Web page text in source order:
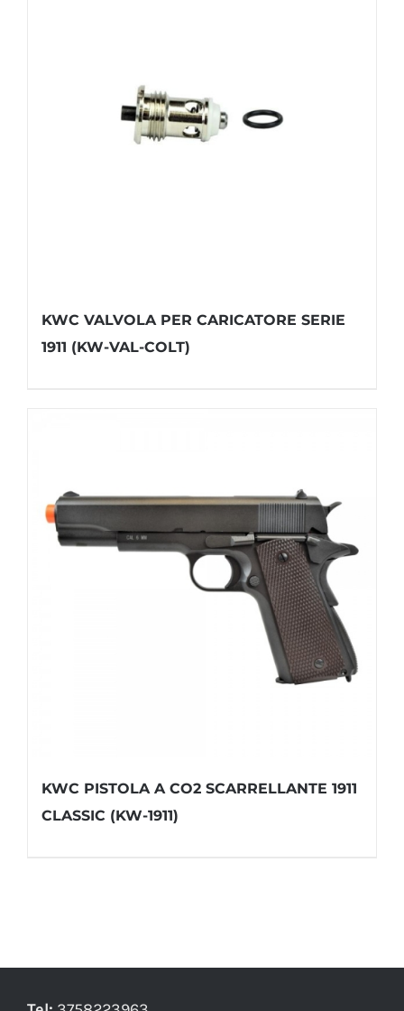
KWC VALVOLA PER CARICATORE SERIE
1911 (KW-VAL-COLT)
KWC PISTOLA A CO2 SCARRELLANTE 1911
CLASSIC (KW-1911)